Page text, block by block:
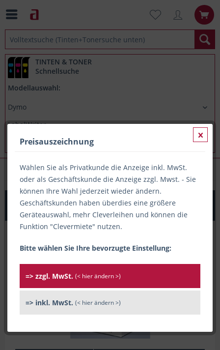
TINTEN & TONER
Schnellsuche
Modellauswahl:
Dymo LabelWriter 550
Original Einzel-Etiketten Dymo 99017, 12mm x 50mm,
220 Stück, weiß
Preisauszeichnung
Wählen Sie als Privatkunde die Anzeige inkl. MwSt.
oder als Geschäftskunde die Anzeige zzgl. Mwst. - Sie
können Ihre Wahl jederzeit wieder ändern.
Geschäftskunden haben überdies eine größere
Geräteauswahl, mehr Cleverleihen und können die
Funktion "Clevermiete" nutzen.
Bitte wählen Sie Ihre bevorzugte Einstellung:
=> zzgl. MwSt. (< hier ändern >)
=> inkl. MwSt. (< hier ändern >)